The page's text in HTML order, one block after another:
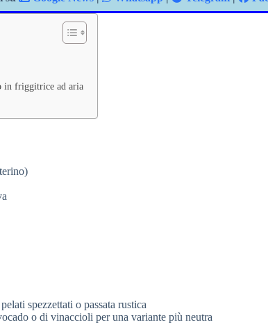
in friggitrice ad aria
spezzettati o passata rustica
o di vinaccioli per una variante più neutra